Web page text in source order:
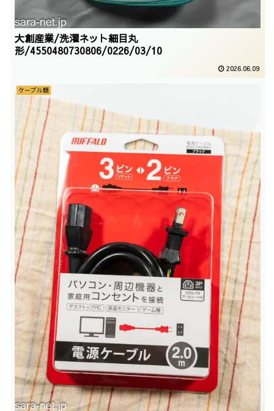
大創産業/洗濯ネット細目丸
形/4550480730806/0226/03/10
2026.06.09
ケーブル類